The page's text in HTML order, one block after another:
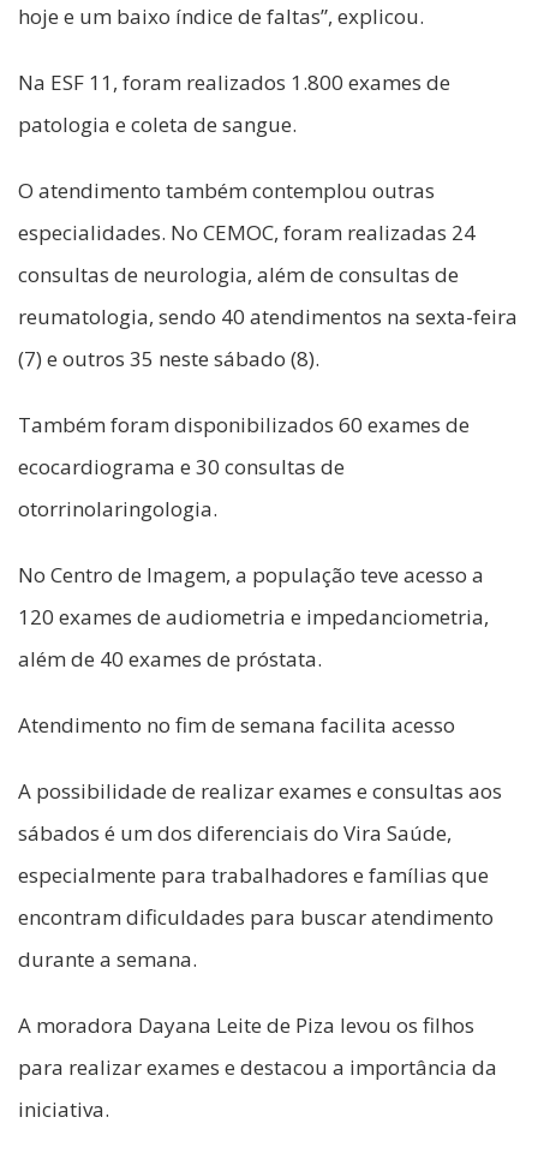
hoje e um baixo índice de faltas”, explicou.
Na ESF 11, foram realizados 1.800 exames de
patologia e coleta de sangue.
O atendimento também contemplou outras
especialidades. No CEMOC, foram realizadas 24
consultas de neurologia, além de consultas de
reumatologia, sendo 40 atendimentos na sexta-feira
(7) e outros 35 neste sábado (8).
Também foram disponibilizados 60 exames de
ecocardiograma e 30 consultas de
otorrinolaringologia.
No Centro de Imagem, a população teve acesso a
120 exames de audiometria e impedanciometria,
além de 40 exames de próstata.
Atendimento no fim de semana facilita acesso
A possibilidade de realizar exames e consultas aos
sábados é um dos diferenciais do Vira Saúde,
especialmente para trabalhadores e famílias que
encontram dificuldades para buscar atendimento
durante a semana.
A moradora Dayana Leite de Piza levou os filhos
para realizar exames e destacou a importância da
iniciativa.